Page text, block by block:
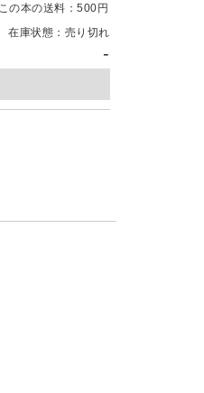
この本の送料：500円
在庫状態：売り切れ
-